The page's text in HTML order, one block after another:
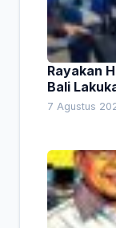
Rayakan
Bali
7 Agustus